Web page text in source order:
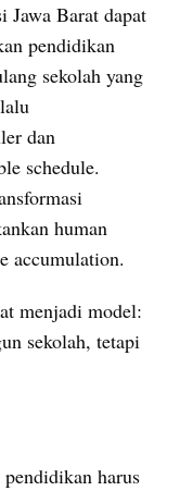
Jawa Barat dapat
pendidikan
sekolah yang
dan
schedule.
human
accumulation.
menjadi model:
sekolah, tetapi
harus